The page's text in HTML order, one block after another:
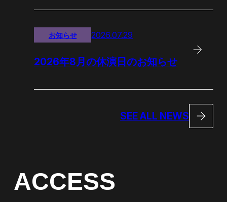
お知らせ 2026.07.29
2026年8月の休演日のお知らせ
SEE ALL NEWS
ACCESS